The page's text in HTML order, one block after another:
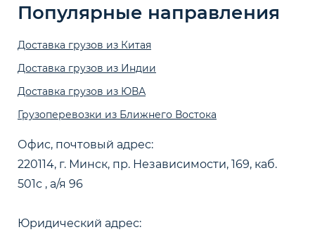
Офис, почтовый адрес:
220114, г. Минск, пр. Независимости, 169, каб.
501с , а/я 96
Юридический адрес:
Популярные направления
Доставка грузов из Китая
Доставка грузов из Индии
Доставка грузов из ЮВА
Грузоперевозки из Ближнего Востока